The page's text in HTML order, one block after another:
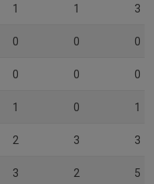
1 1 3
0 0 0
0 0 0
1 0 1
2 3 3
3 2 5